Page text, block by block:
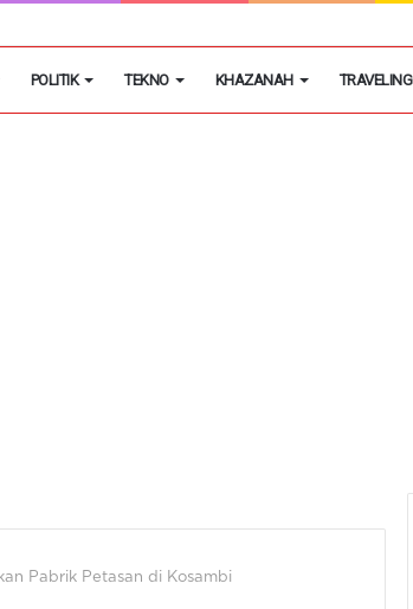
Penghasulan Saat Demo di PT Pemi
POLITIK TEKNO KHAZANAH TRAVELING
Pabrik Petasan di Kosambi